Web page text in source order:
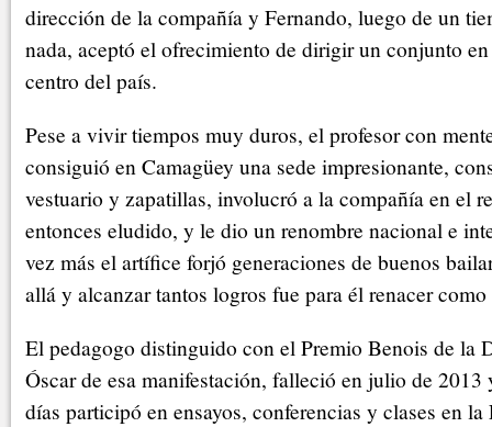
dirección de la compañía y Fernando, luego de un
nada, aceptó el ofrecimiento de dirigir un conjunto
centro del país.
Pese a vivir tiempos muy duros, el profesor con
consiguió en Camagüey una sede impresionante,
vestuario y zapatillas, involucró a la compañía en el
entonces eludido, y le dio un renombre nacional e
vez más el artífice forjó generaciones de buenos
allá y alcanzar tantos logros fue para él renacer
El pedagogo distinguido con el Premio Benois de la
Óscar de esa manifestación, falleció en julio de 2013
días participó en ensayos, conferencias y clases en